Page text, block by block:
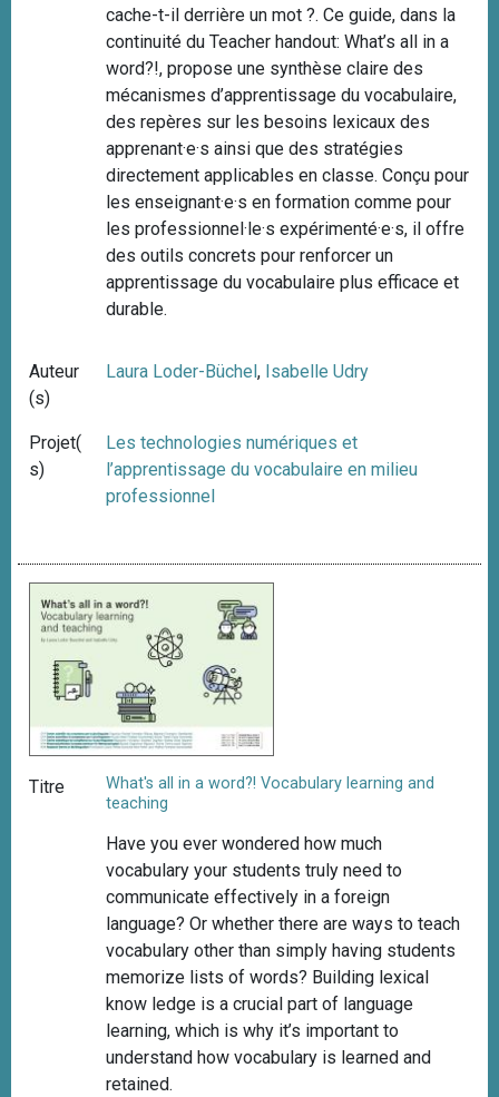
cache-t-il derrière un mot ?. Ce guide, dans la
continuité du Teacher handout: What’s all in a
word?!, propose une synthèse claire des
mécanismes d’apprentissage du vocabulaire,
des repères sur les besoins lexicaux des
apprenant·e·s ainsi que des stratégies
directement applicables en classe. Conçu pour
les enseignant·e·s en formation comme pour
les professionnel·le·s expérimenté·e·s, il offre
des outils concrets pour renforcer un
apprentissage du vocabulaire plus efficace et
durable.
Auteur
(s)
Laura Loder-Büchel, Isabelle Udry
Projet(
s)
Les technologies numériques et
l’apprentissage du vocabulaire en milieu
professionnel
Titre
What's all in a word?! Vocabulary learning and
teaching
Have you ever wondered how much
vocabulary your students truly need to
communicate effectively in a foreign
language? Or whether there are ways to teach
vocabulary other than simply having students
memorize lists of words? Building lexical
know ledge is a crucial part of language
learning, which is why it’s important to
understand how vocabulary is learned and
retained.